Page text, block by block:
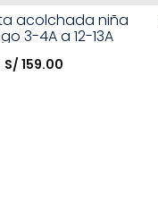
acolchada niña
3-4A a 12-13A
S/ 159.00